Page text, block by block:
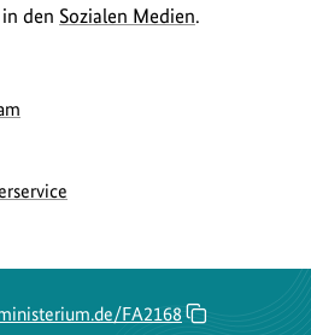
den Sozialen Medien.
des
FA2168